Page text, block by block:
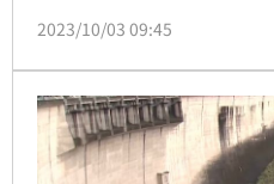
庫蓄水率已達100.2%，而
100%，需密切留意是否洩
（記者：王翊綺）
2023/10/03 09:45